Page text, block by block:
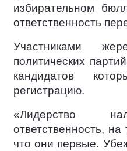
избирательном
ответственность
Участниками
политических
кандидатов
регистрацию.
«Лидерство
ответственность,
что они первые.